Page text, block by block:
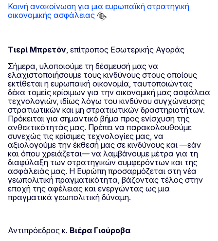
Κοινή ανακοίνωση για μια ευρωπαϊκή στρατηγική
οικονομικής ασφάλειας
Τιερί Μπρετόν , επίτροπος Εσωτερικής Αγοράς
Σήμερα, υλοποιούμε τη δέσμευσή μας να
ελαχιστοποιήσουμε τους κινδύνους στους οποίους
εκτίθεται η ευρωπαϊκή οικονομία, ταυτοποιώντας
δέκα τομείς κρίσιμων για την οικονομική μας ασφάλεια
τεχνολογιών, ιδίως λόγω του κινδύνου συγχώνευσης
στρατιωτικών και μη στρατιωτικών δραστηριοτήτων.
Πρόκειται για σημαντικό βήμα προς ενίσχυση της
ανθεκτικότητάς μας. Πρέπει να παρακολουθούμε
συνεχώς τις κρίσιμες τεχνολογίες μας, να
αξιολογούμε την έκθεσή μας σε κινδύνους και —εάν
και όπου χρειάζεται— να λαμβάνουμε μέτρα για τη
διαφύλαξη των στρατηγικών συμφερόντων και της
ασφάλειάς μας. Η Ευρώπη προσαρμόζεται στη νέα
γεωπολιτική πραγματικότητα, βάζοντας τέλος στην
εποχή της αφέλειας και ενεργώντας ως μια
πραγματικά γεωπολιτική δύναμη.
Αντιπρόεδρος κ. Βιέρα Γιούροβα